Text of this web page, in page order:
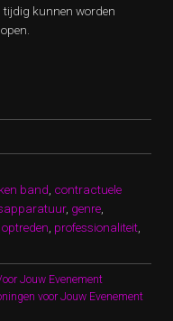
kunnen worden
band contractuele
, genre
optreden professionaliteit
Jouw Evenement
voor Jouw Evenement